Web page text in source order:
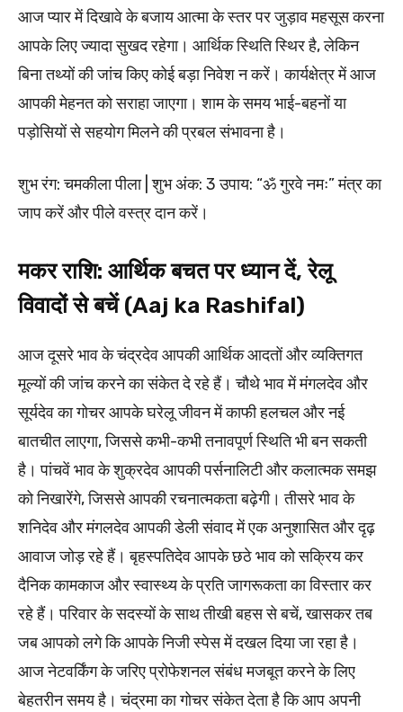
आज प्यार में दिखावे के बजाय आत्मा के स्तर पर जुड़ाव महसूस करना
आपके लिए ज्यादा सुखद रहेगा। आर्थिक स्थिति स्थिर है, लेकिन
बिना तथ्यों की जांच किए कोई बड़ा निवेश न करें। कार्यक्षेत्र में आज
आपकी मेहनत को सराहा जाएगा। शाम के समय भाई-बहनों या
पड़ोसियों से सहयोग मिलने की प्रबल संभावना है।
शुभ रंग: चमकीला पीला | शुभ अंक: 3 उपाय: “ॐ गुरवे नमः” मंत्र का
जाप करें और पीले वस्त्र दान करें।
मकर राशि: आर्थिक बचत पर ध्यान दें, रेलू
विवादों से बचें (Aaj ka Rashifal)
आज दूसरे भाव के चंद्रदेव आपकी आर्थिक आदतों और व्यक्तिगत
मूल्यों की जांच करने का संकेत दे रहे हैं। चौथे भाव में मंगलदेव और
सूर्यदेव का गोचर आपके घरेलू जीवन में काफी हलचल और नई
बातचीत लाएगा, जिससे कभी-कभी तनावपूर्ण स्थिति भी बन सकती
है। पांचवें भाव के शुक्रदेव आपकी पर्सनालिटी और कलात्मक समझ
को निखारेंगे, जिससे आपकी रचनात्मकता बढ़ेगी। तीसरे भाव के
शनिदेव और मंगलदेव आपकी डेली संवाद में एक अनुशासित और दृढ़
आवाज जोड़ रहे हैं। बृहस्पतिदेव आपके छठे भाव को सक्रिय कर
दैनिक कामकाज और स्वास्थ्य के प्रति जागरूकता का विस्तार कर
रहे हैं। परिवार के सदस्यों के साथ तीखी बहस से बचें, खासकर तब
जब आपको लगे कि आपके निजी स्पेस में दखल दिया जा रहा है।
आज नेटवर्किंग के जरिए प्रोफेशनल संबंध मजबूत करने के लिए
बेहतरीन समय है। चंद्रमा का गोचर संकेत देता है कि आप अपनी